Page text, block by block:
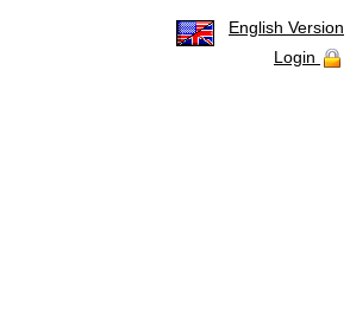
English Version
Login